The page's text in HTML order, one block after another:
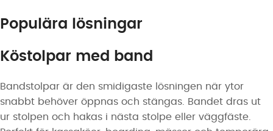
Populära lösningar
Köstolpar med band
Bandstolpar är den smidigaste lösningen när ytor
snabbt behöver öppnas och stängas. Bandet dras ut
ur stolpen och hakas i nästa stolpe eller väggfäste.